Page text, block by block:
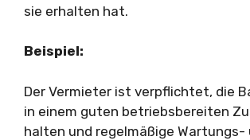
sie erhalten hat.
Beispiel:
Der Vermieter ist verpflichtet, die
in einem guten betriebsbereiten
halten und regelmäßige Wartungs-